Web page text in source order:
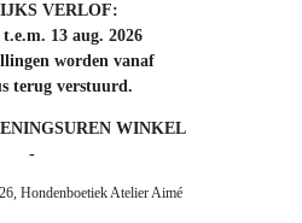
VERLOF:
13 aug. 2026
worden vanaf
terug verstuurd.
WINKEL
-
Hondenboetiek Atelier Aimé